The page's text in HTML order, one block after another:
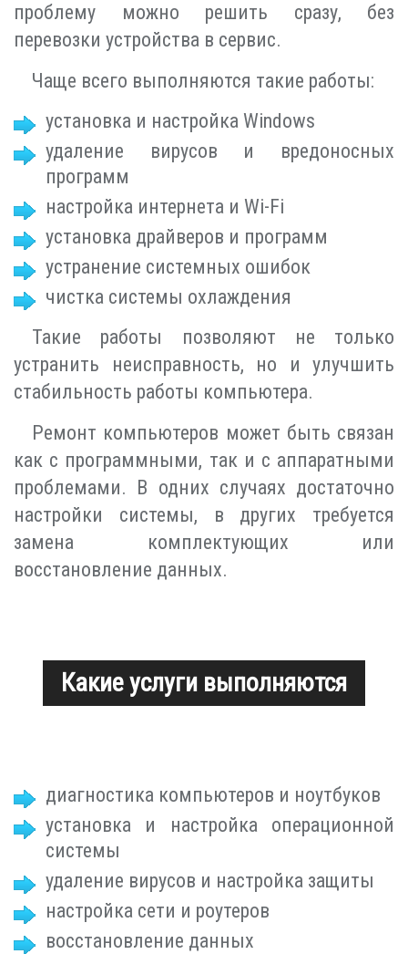
проблему можно решить сразу, без
перевозки устройства в сервис.
Чаще всего выполняются такие работы:
установка и настройка Windows
удаление вирусов и вредоносных
программ
настройка интернета и Wi-Fi
установка драйверов и программ
устранение системных ошибок
чистка системы охлаждения
Такие работы позволяют не только
устранить неисправность, но и улучшить
стабильность работы компьютера.
Ремонт компьютеров может быть связан
как с программными, так и с аппаратными
проблемами. В одних случаях достаточно
настройки системы, в других требуется
замена комплектующих или
восстановление данных.
Какие услуги выполняются
диагностика компьютеров и ноутбуков
установка и настройка операционной
системы
удаление вирусов и настройка защиты
настройка сети и роутеров
восстановление данных